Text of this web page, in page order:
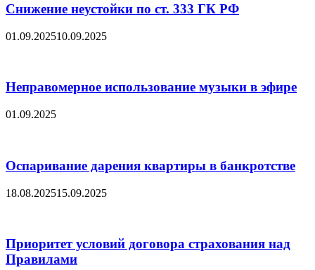
Снижение неустойки по ст. 333 ГК РФ
01.09.202510.09.2025
Неправомерное использование музыки в эфире
01.09.2025
Оспаривание дарения квартиры в банкротстве
18.08.202515.09.2025
Приоритет условий договора страхования над
Правилами